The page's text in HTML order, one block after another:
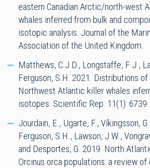
eastern Canadian Arctic/north-west
whales inferred from bulk and
isotopic analysis. Journal of the
Association of the United Kingdom.
Matthews, C.J.D., Longstaffe, F J ,
Ferguson, S.H. 2021. Distributions
Northwest Atlantic killer whales
isotopes. Scientific Rep. 11(1): 6739.
Jourdain, E., Ugarte, F., Víkingsson,
Ferguson, S.H., Lawson, J.W.,
and Desportes, G. 2019. North
Orcinus orca populations: a review